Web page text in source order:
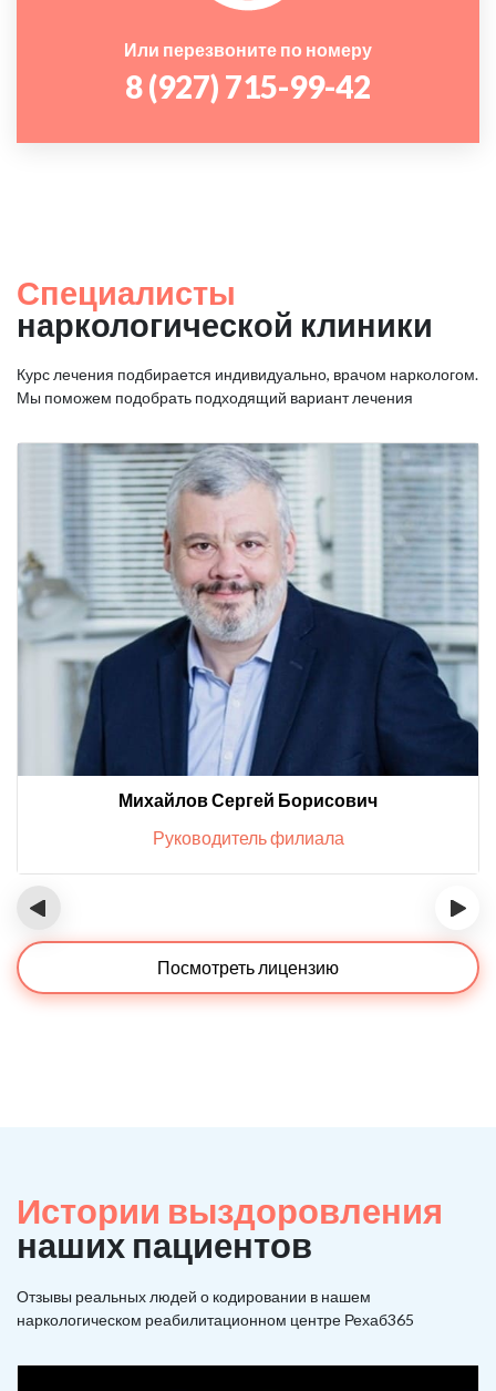
Или перезвоните по номеру
8 (927) 715-99-42
Специалисты
наркологической клиники
Курс лечения подбирается индивидуально, врачом наркологом.
Мы поможем подобрать подходящий вариант лечения
Михайлов Сергей Борисович
Руководитель филиала
‹ ›
Посмотреть лицензию
Истории выздоровления
наших пациентов
Отзывы реальных людей о кодировании в нашем
наркологическом реабилитационном центре Рехаб365